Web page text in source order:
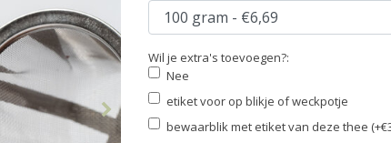
Wil je extra's toevoegen?:
Nee
etiket voor op blikje of weckpotje
bewaarblik met etiket van deze thee